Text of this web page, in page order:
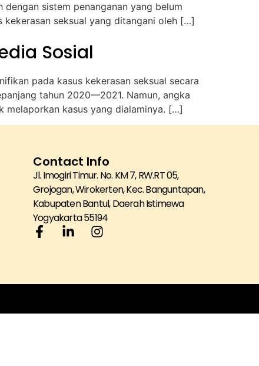
sistem penanganan yang belum
seksual yang ditangani oleh […]
Sosial
pada kasus kekerasan seksual secara
tahun 2020—2021. Namun, angka
melaporkan kasus yang dialaminya. […]
Contact Info
Jl. Imogiri Timur. No. KM 7, RW.RT 05,
Grojogan, Wirokerten, Kec. Banguntapan,
Kabupaten Bantul, Daerah Istimewa
Yogyakarta 55194